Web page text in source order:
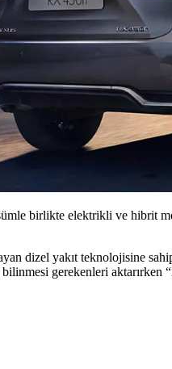
birlikte elektrikli ve hibrit
dizel yakıt teknolojisine
gerekenleri